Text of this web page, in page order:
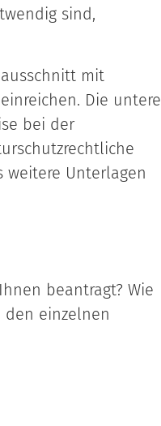
sind,
mit
Die untere
bei der
weitere Unterlagen
beantragt? Wie
den einzelnen